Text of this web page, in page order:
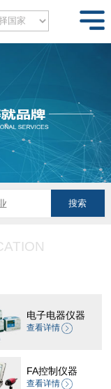
电子电器仪器
查看详情
FA控制仪器
查看详情